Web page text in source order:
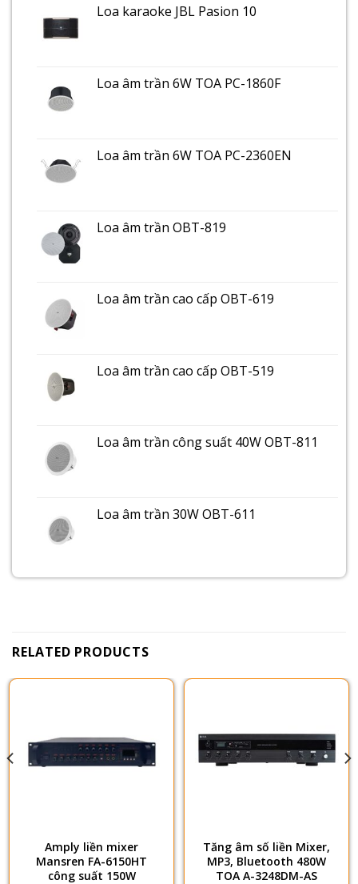
Loa karaoke JBL Pasion 10
Loa âm trần 6W TOA PC-1860F
Loa âm trần 6W TOA PC-2360EN
Loa âm trần OBT-819
Loa âm trần cao cấp OBT-619
Loa âm trần cao cấp OBT-519
Loa âm trần công suất 40W OBT-811
Loa âm trần 30W OBT-611
RELATED PRODUCTS
Amply liền mixer
Mansren FA-6150HT
công suất 150W
Tăng âm số liền Mixer,
MP3, Bluetooth 480W
TOA A-3248DM-AS